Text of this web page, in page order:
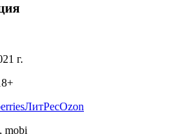
г.
+
ЛитРесOzon
mobi